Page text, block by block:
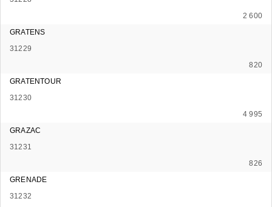
2 600
GRATENS
31229
820
GRATENTOUR
31230
4 995
GRAZAC
31231
826
GRENADE
31232